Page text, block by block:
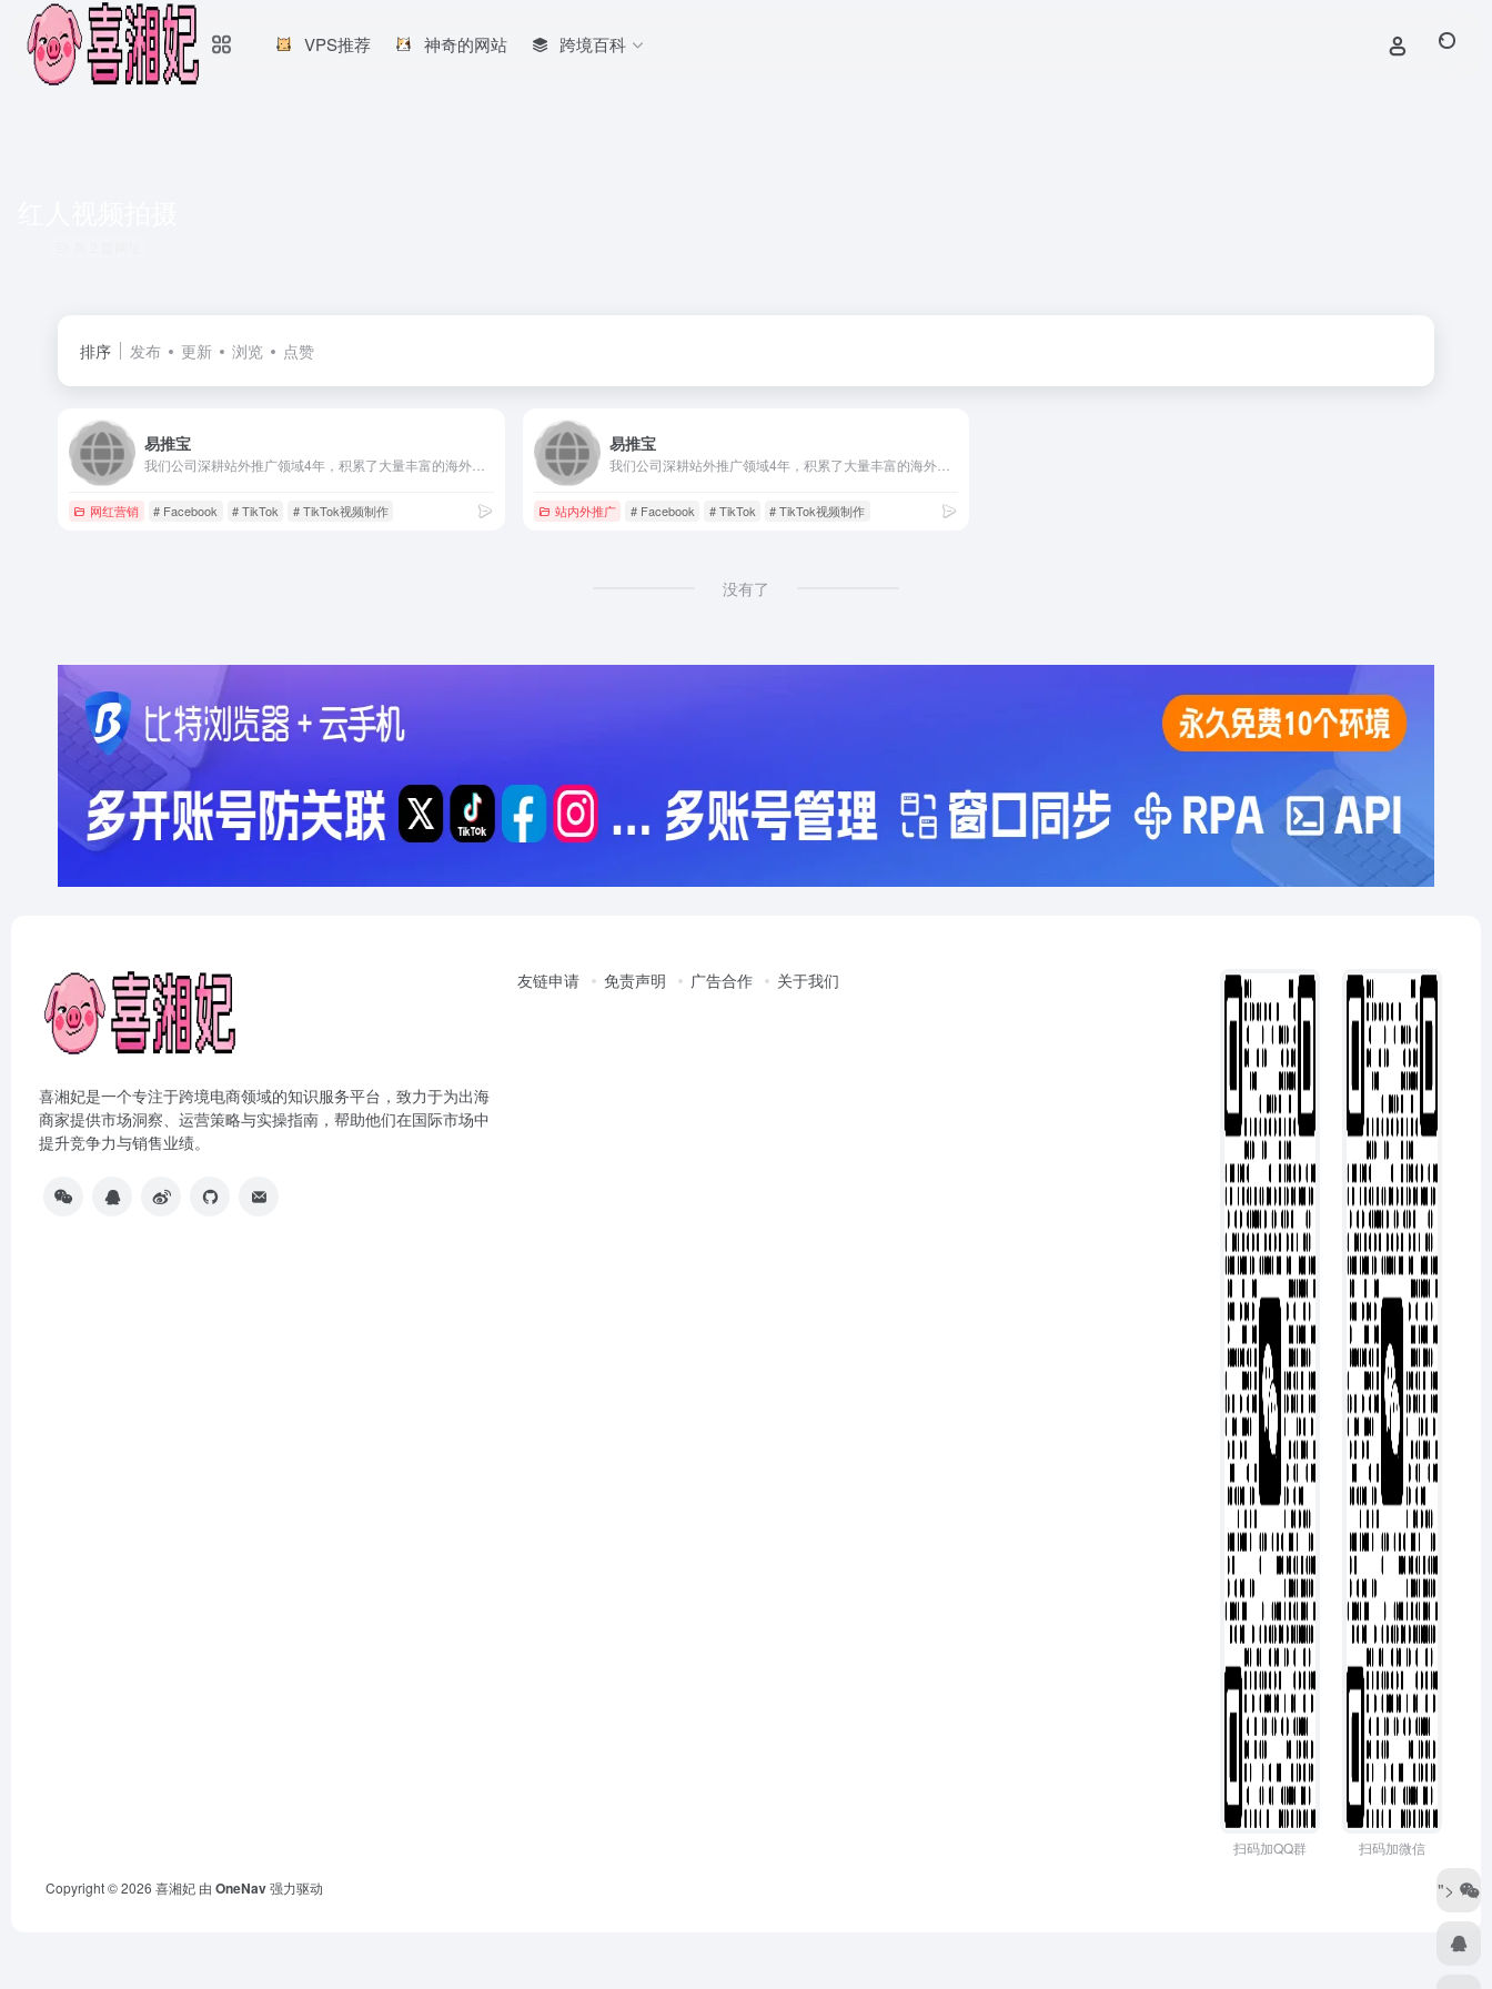
VPS推荐 神奇的网站 跨境百科
排序 发布 更新 浏览 点赞
易推宝
网红营销 # Facebook # TikTok # TikTok视频制作
易推宝
我们公司深耕站外推广领域4年，积累了大量丰富的海外红人和渠道资源，可以以最高效最便捷的方式为客户一站式解决站外推广问题
站内外推广 # Facebook # TikTok # TikTok视频制作
没有了
喜湘妃是一个专注于跨境电商领域的知识服务平台，致力于为出海
商家提供市场洞察、运营策略与实操指南，帮助他们在国际市场中
提升竞争力与销售业绩。
友链申请 免责声明 广告合作 关于我们
扫码加QQ群 扫码加微信
Copyright © 2026 喜湘妃 由 OneNav强力驱动 ">